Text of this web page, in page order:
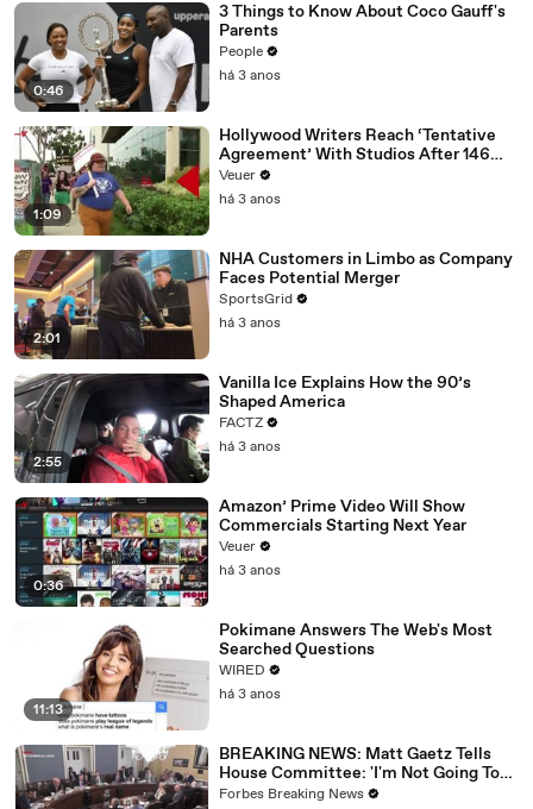
0:46
3 Things to Know About Coco Gauff's
Parents
People
há 3 anos
1:09
Hollywood Writers Reach ‘Tentative
Agreement’ With Studios After 146
Day Strike
Veuer
há 3 anos
2:01
NHA Customers in Limbo as Company
Faces Potential Merger
SportsGrid
há 3 anos
2:55
Vanilla Ice Explains How the 90’s
Shaped America
FACTZ
há 3 anos
0:36
Amazon’ Prime Video Will Show
Commercials Starting Next Year
Veuer
há 3 anos
11:13
Pokimane Answers The Web's Most
Searched Questions
WIRED
há 3 anos
BREAKING NEWS: Matt Gaetz Tells
House Committee: 'I'm Not Going To
Vote For A Continuing Resolution'
Forbes Breaking News